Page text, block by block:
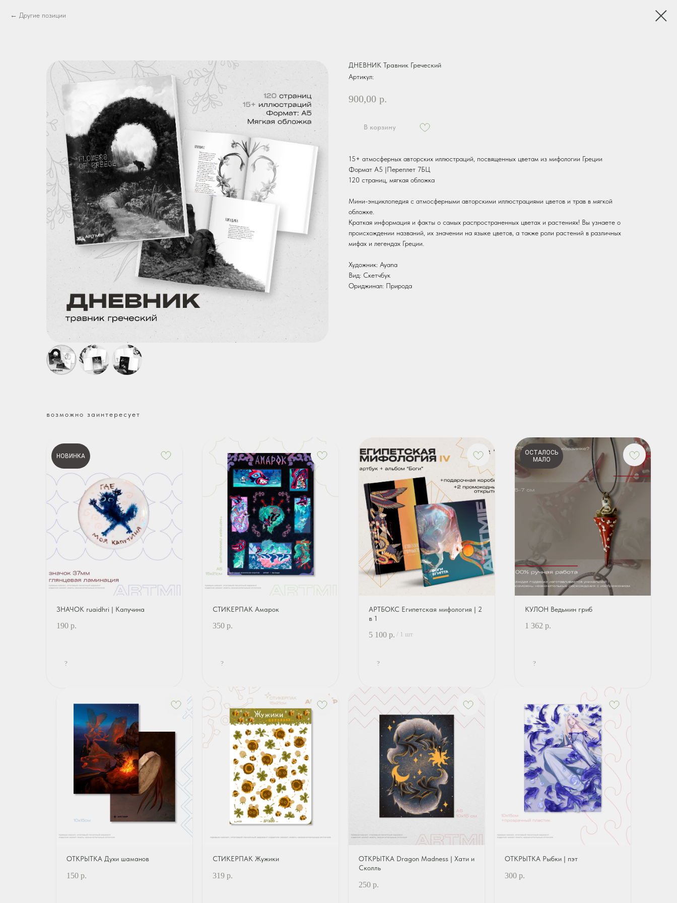
Другие позиции
ДНЕВНИК Травник Греческий
Артикул:
900,00 р.
В корзину
15+ атмосферных авторских иллюстраций, посвященных цветам из мифологии Греции
Формат А5 |Переплет 7БЦ
120 страниц, мягкая обложка
Мини-энциклопедия с атмосферными авторскими иллюстрациями цветов и трав в мягкой
обложке.
Краткая информация и факты о самых распространенных цветах и растениях! Вы узнаете о
происхождении названий, их значении на языке цветов, а также роли растений в различных
мифах и легендах Греции.
Художник: Ayana
Вид: Скетчбук
Ориджинал: Природа
возможно заинтересует
НОВИНКА
ЗНАЧОК ruaidhri | Капучина
190 р.
?
СТИКЕРПАК Амарок
350 р.
?
АРТБОКС Египетская мифология | 2
в 1
5 100 р. / 1 шт
?
ОСТАЛОСЬ
МАЛО
КУЛОН Ведьмин гриб
1 362 р.
?
ОТКРЫТКА Духи шаманов
150 р.
СТИКЕРПАК Жужики
319 р.
ОТКРЫТКА Dragon Madness | Хати и
Сколль
250 р.
ОТКРЫТКА Рыбки | пэт
300 р.